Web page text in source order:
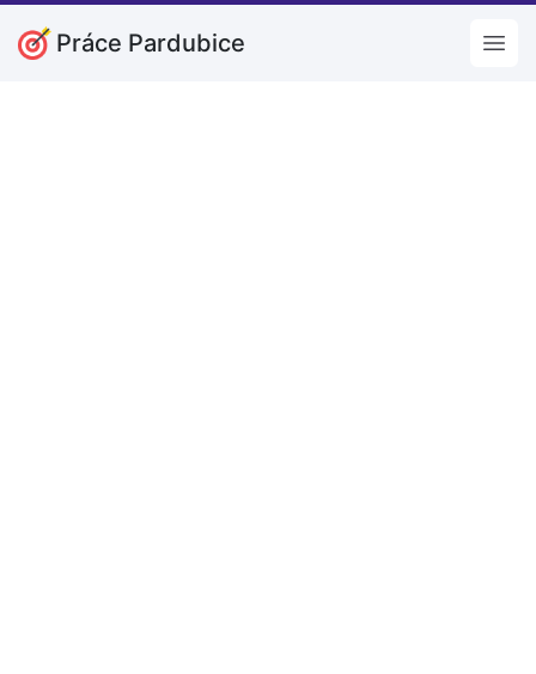
Práce Pardubice